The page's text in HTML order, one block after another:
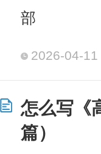
部
2026-04-11
怎么写《
篇）